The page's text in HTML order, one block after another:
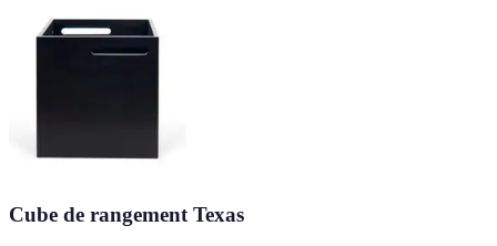
Cube de rangement Texas